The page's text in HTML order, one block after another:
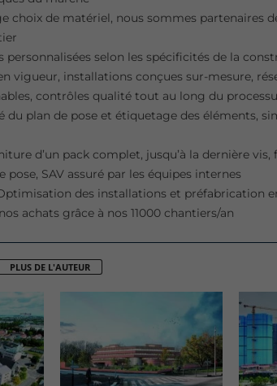
choix de matériel, nous sommes partenaires
personnalisées selon les spécificités de la
vigueur, installations conçues sur-mesure,
contrôles qualité tout au long du
du plan de pose et étiquetage des éléments,
d’un pack complet, jusqu’à la dernière
SAV assuré par les équipes internes
des installations et préfabrication
achats grâce à nos 11000 chantiers/an
PLUS DE L'AUTEUR